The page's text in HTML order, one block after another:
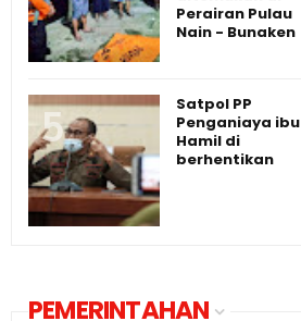
Perairan Pulau
Nain - Bunaken
Satpol PP
Penganiaya ibu
Hamil di
berhentikan
PEMERINTAHAN